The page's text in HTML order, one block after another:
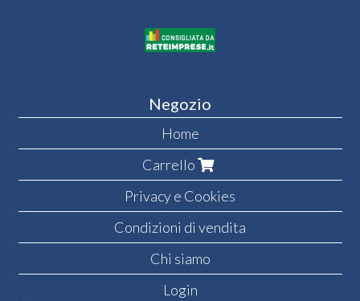
Negozio
Home
Carrello
Privacy e Cookies
Condizioni di vendita
Chi siamo
Login